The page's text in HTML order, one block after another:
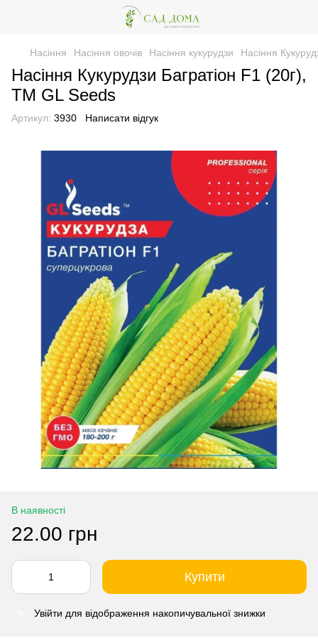
Насіння Насіння овочів Насіння кукурудзи Насіння
Насіння Кукурудзи Багратiон F1 (20г),
TM GL Seeds
Артикул: 3930 Написати відгук
В наявності
22.00 грн
Купити
Увійти для відображення накопичувальної знижки